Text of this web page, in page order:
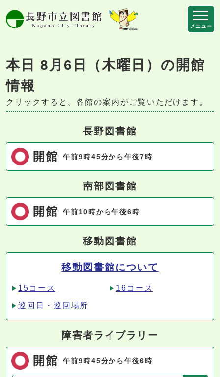
メニュー
本日 8月6日（木曜日）の開館
情報
クリックすると、各館の案内がご覧いただけます。
長野図書館
開館 午前9時45分から午後7時
南部図書館
開館 午前10時から午後6時
移動図書館
移動図書館について
15コース 16コース
巡回日・巡回場所
障害者ライブラリー
開館 午前9時45分から午後6時